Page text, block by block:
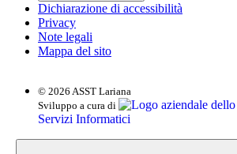
Dichiarazione di accessibilità
Privacy
Note legali
Mappa del sito
© 2026 ASST Lariana
Sviluppo a cura di
Servizi Informatici